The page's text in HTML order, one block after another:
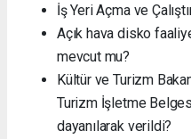
İş Yeri Açma ve
Açık hava disko
mevcut mu?
Kültür ve Turizm
Turizm İşletme
dayanılarak verildi?